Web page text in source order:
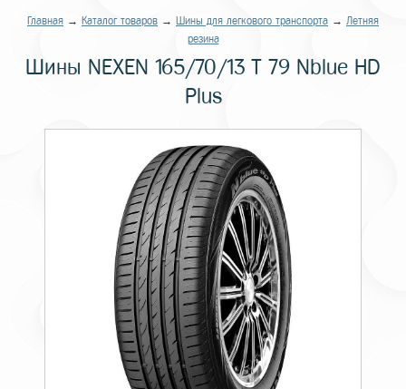
Главная → Каталог товаров → Шины для легкового транспорта → Летняя
резина
Шины NEXEN 165/70/13 T 79 Nblue HD
Plus